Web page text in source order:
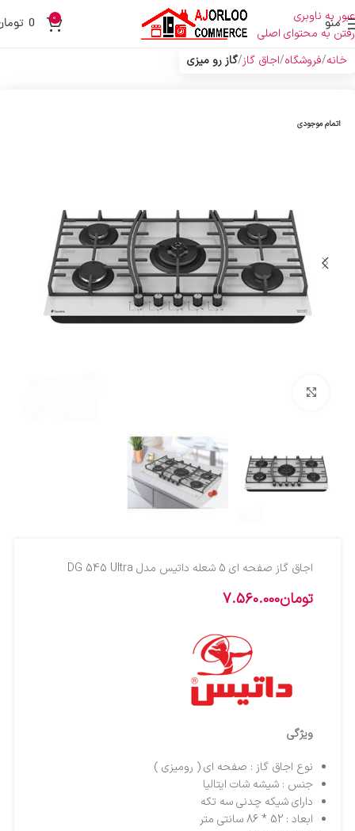
عبور به ناوبری
رفتن به محتوای اصلی
منو 0
0
خانه فروشگاه اجاق گاز گاز رو میزی
اتمام موجودی
اجاق گاز صفحه ای 5 شعله داتیس مدل DG 545 Ultra
تومان7.560.000
ویژگی
نوع اجاق گاز : صفحه ای ( رومیزی )
جنس : شیشه شات ایتالیا
دارای شیکه چدنی سه تکه
ابعاد : 52 * 86
سانتی متر